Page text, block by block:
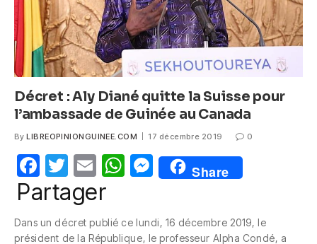
Décret : Aly Diané quitte la Suisse pour
l’ambassade de Guinée au Canada
By LIBREOPINIONGUINEE.COM 17 décembre 2019 0
F
a
e
T
w
itt
er
E
m
W
s
M
e
e
Share
Partager
Dans un décret publié ce lundi, 16 décembre 2019, le
président de la République, le professeur Alpha Condé, a